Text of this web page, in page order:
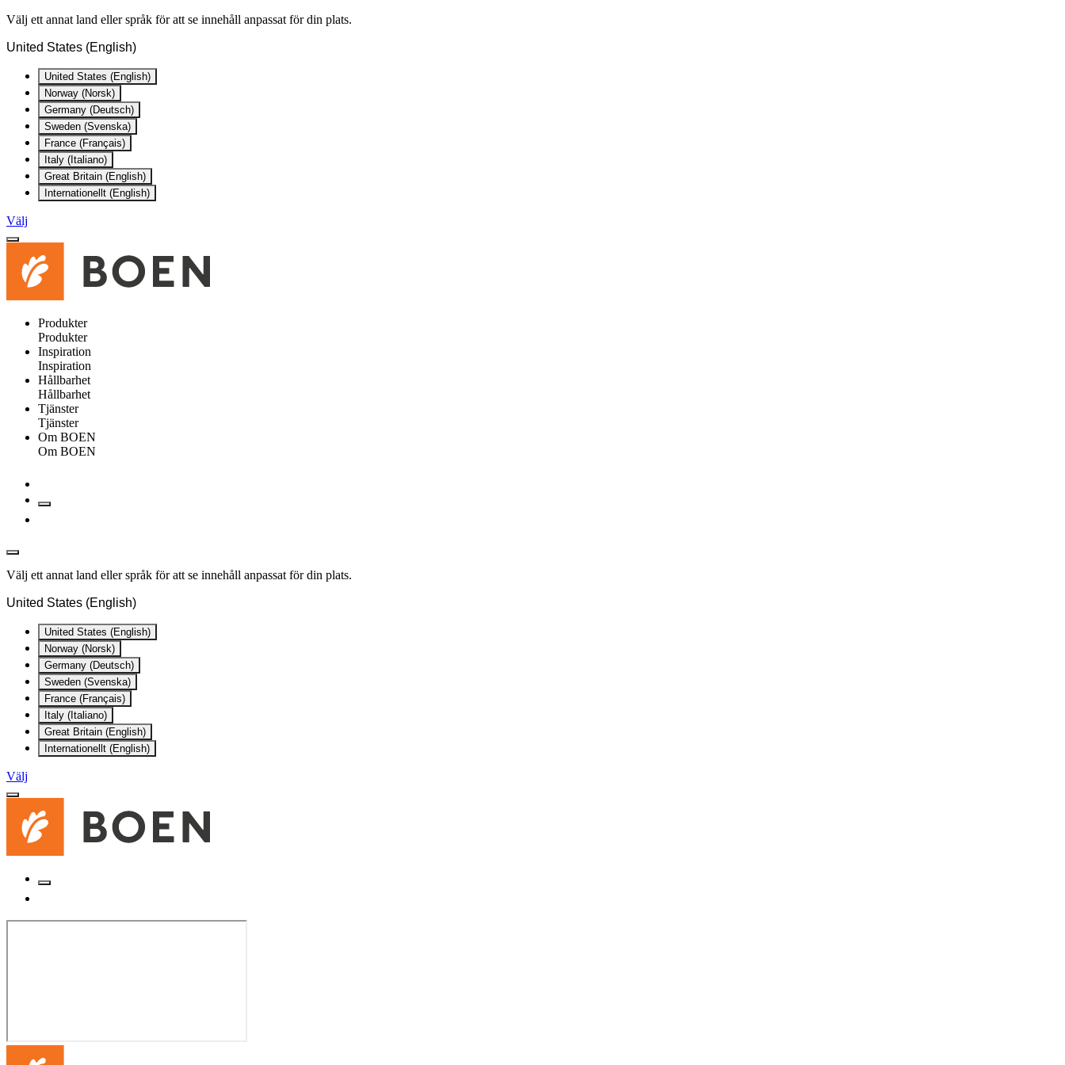
Välj ett annat land eller språk för att se innehåll anpassat för din plats.
United States (English)
United States (English)
Norway (Norsk)
Germany (Deutsch)
Sweden (Svenska)
France (Français)
Italy (Italiano)
Great Britain (English)
Internationellt (English)
Välj
Produkter
Produkter
Inspiration
Inspiration
Hållbarhet
Hållbarhet
Tjänster
Tjänster
Om BOEN
Om BOEN
Välj ett annat land eller språk för att se innehåll anpassat för din plats.
United States (English)
United States (English)
Norway (Norsk)
Germany (Deutsch)
Sweden (Svenska)
France (Français)
Italy (Italiano)
Great Britain (English)
Internationellt (English)
Välj